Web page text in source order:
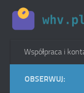
Skip to content
Współpraca i
OBSERWUJ: